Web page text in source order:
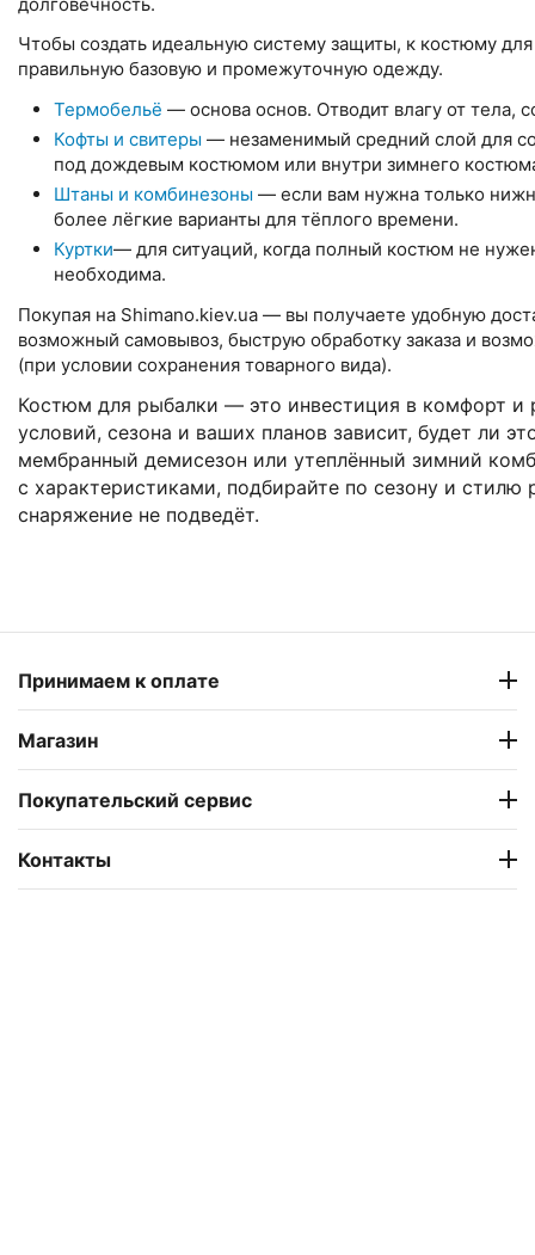
Чтобы создать идеальную систему защиты, к костюму
правильную базовую и промежуточную одежду.
Термобельё — основа основ. Отводит влагу от тела,
Кофты и свитеры — незаменимый средний слой для
под дождевым костюмом или внутри зимнего
Штаны и комбинезоны — если вам нужна только
более лёгкие варианты для тёплого времени.
Куртки— для ситуаций, когда полный костюм не
необходима.
Покупая на Shimano.kiev.ua — вы получаете удобную
возможный самовывоз, быструю обработку заказа и
(при условии сохранения товарного вида).
Костюм для рыбалки — это инвестиция в комфорт и
условий, сезона и ваших планов зависит, будет ли
мембранный демисезон или утеплённый зимний
с характеристиками, подбирайте по сезону и
снаряжение не подведёт.
Принимаем к оплате
Магазин
Покупательский сервис
Контакты